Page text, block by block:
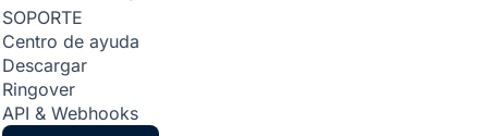
SOPORTE
Centro de ayuda
Descargar
Ringover
API & Webhooks